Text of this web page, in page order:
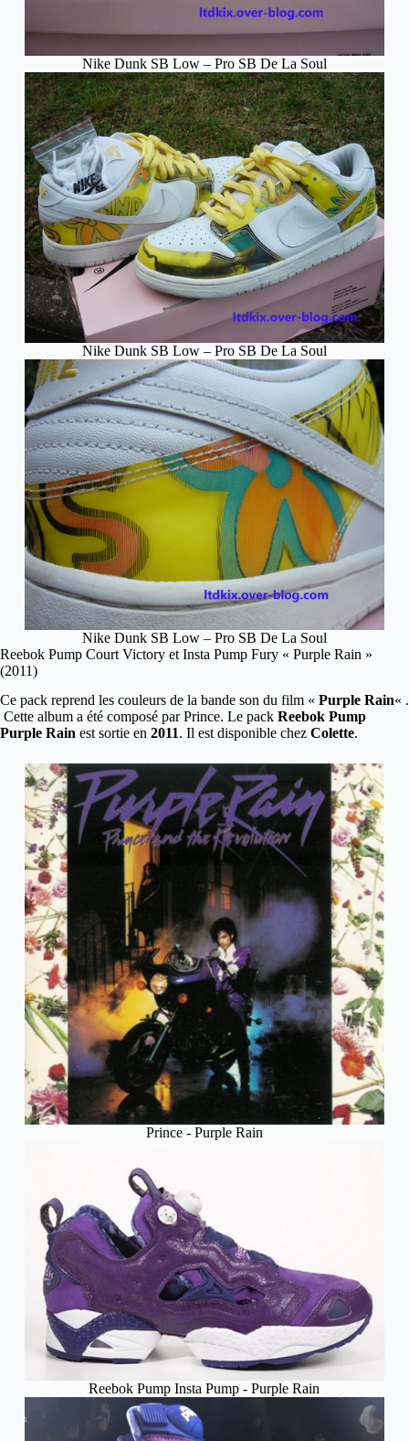
Nike Dunk SB Low – Pro SB De La Soul
Nike Dunk SB Low – Pro SB De La Soul
Nike Dunk SB Low – Pro SB De La Soul
Reebok Pump Court Victory et Insta Pump Fury « Purple Rain »
(2011)
Ce pack reprend les couleurs de la bande son du film « Purple Rain« .
Cette album a été composé par Prince. Le pack Reebok Pump
Purple Rain est sortie en 2011. Il est disponible chez Colette.
Prince - Purple Rain
Reebok Pump Insta Pump - Purple Rain